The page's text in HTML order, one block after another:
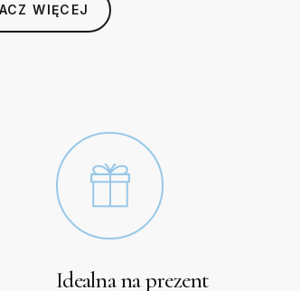
may
product
page
WIĘCEJ
Idealna na prezent